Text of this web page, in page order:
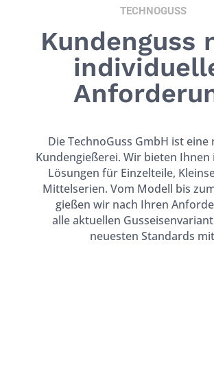
TECHNOGUSS
Kundenguss
Die TechnoGuss GmbH ist
Kundengießerei. Wir bieten Ihnen
Lösungen für Einzelteile,
Mittelserien.Vom Modell bis
gießen wir nach Ihren
alleaktuellen
neuesten Standards mit